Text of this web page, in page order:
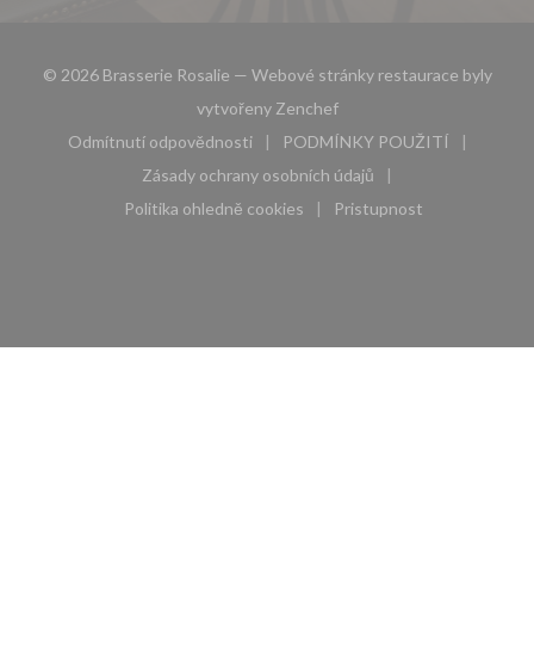
© 2026 Brasserie Rosalie — Webové stránky restaurace byly
vytvořeny Zenchef((otevře se v novém okně))
Odmítnutí odpovědnosti
((otevře se v novém okně))
PODMÍNKY POUŽITÍ
((otevře se v novém
Zásady ochrany osobních údajů
((otevře se v novém okně))
Politika ohledně cookies
((otevře se v novém okně))
Pristupnost
((otevře se v novém